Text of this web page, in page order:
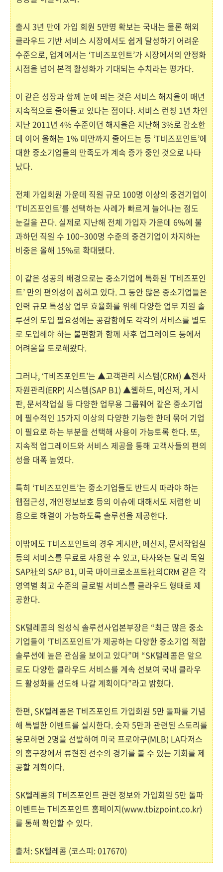
출시 3년 만에 가입 회원 5만명 확보는 국내는 물론 해외
클라우드 기반 서비스 시장에서도 쉽게 달성하기 어려운
수준으로, 업계에서는 ‘T비즈포인트’가 시장에서의 안정화
시점을 넘어 본격 활성화가 기대되는 수치라는 평가다.
이 같은 성장과 함께 눈에 띄는 것은 서비스 해지율이 매년
지속적으로 줄어들고 있다는 점이다. 서비스 런칭 1년 차인
지난 2011년 4% 수준이던 해지율은 지난해 3%로 감소한
데 이어 올해는 1% 미만까지 줄어드는 등 ‘T비즈포인트’에
대한 중소기업들의 만족도가 계속 증가 중인 것으로 나타
났다.
전체 가입회원 가운데 직원 규모 100명 이상의 중견기업이
‘T비즈포인트’를 선택하는 사례가 빠르게 늘어나는 점도
눈길을 끈다. 실제로 지난해 전체 가입자 가운데 6%에 불
과하던 직원 수 100~300명 수준의 중견기업이 차지하는
비중은 올해 15%로 확대됐다.
이 같은 성공의 배경으로는 중소기업에 특화된 ‘T비즈포인
트’ 만의 편의성이 꼽히고 있다. 그 동안 많은 중소기업들은
인력 규모 특성상 업무 효율화를 위해 다양한 업무 지원 솔
루션의 도입 필요성에는 공감함에도 각각의 서비스를 별도
로 도입해야 하는 불편함과 함께 사후 업그레이드 등에서
어려움을 토로해왔다.
그러나, ‘T비즈포인트’는 ▲고객관리 시스템(CRM) ▲전사
자원관리(ERP) 시스템(SAP B1) ▲웹하드, 메신저, 게시
판, 문서작업실 등 다양한 업무용 그룹웨어 같은 중소기업
에 필수적인 15가지 이상의 다양한 기능한 한데 묶어 기업
이 필요로 하는 부분을 선택해 사용이 가능토록 한다. 또,
지속적 업그레이드와 서비스 제공을 통해 고객사들의 편의
성을 대폭 높였다.
특히 ‘T비즈포인트’는 중소기업들도 반드시 따라야 하는
웹접근성, 개인정보보호 등의 이슈에 대해서도 저렴한 비
용으로 해결이 가능하도록 솔루션을 제공한다.
이밖에도 T비즈포인트의 경우 게시판, 메신저, 문서작업실
등의 서비스를 무료로 사용할 수 있고, 타사와는 달리 독일
SAP社의 SAP B1, 미국 마이크로소프트社의CRM 같은 각
영역별 최고 수준의 글로벌 서비스를 클라우드 형태로 제
공한다.
SK텔레콤의 원성식 솔루션사업본부장은 “최근 많은 중소
기업들이 ‘T비즈포인트'가 제공하는 다양한 중소기업 적합
솔루션에 높은 관심을 보이고 있다”며 “SK텔레콤은 앞으
로도 다양한 클라우드 서비스를 계속 선보여 국내 클라우
드 활성화를 선도해 나갈 계획이다”라고 밝혔다.
한편, SK텔레콤은 T비즈포인트 가입회원 5만 돌파를 기념
해 특별한 이벤트를 실시한다. 숫자 5만과 관련된 스토리를
응모하면 2명을 선발하여 미국 프로야구(MLB) LA다저스
의 홈구장에서 류현진 선수의 경기를 볼 수 있는 기회를 제
공할 계획이다.
SK텔레콤의 T비즈포인트 관련 정보와 가입회원 5만 돌파
이벤트는 T비즈포인트 홈페이지(www.tbizpoint.co.kr)
를 통해 확인할 수 있다.
출처: SK텔레콤 (코스피: 017670)